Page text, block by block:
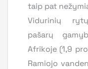
taip pat
Vidurinių
pašarų
Afrikoje (1,9
Ramiojo